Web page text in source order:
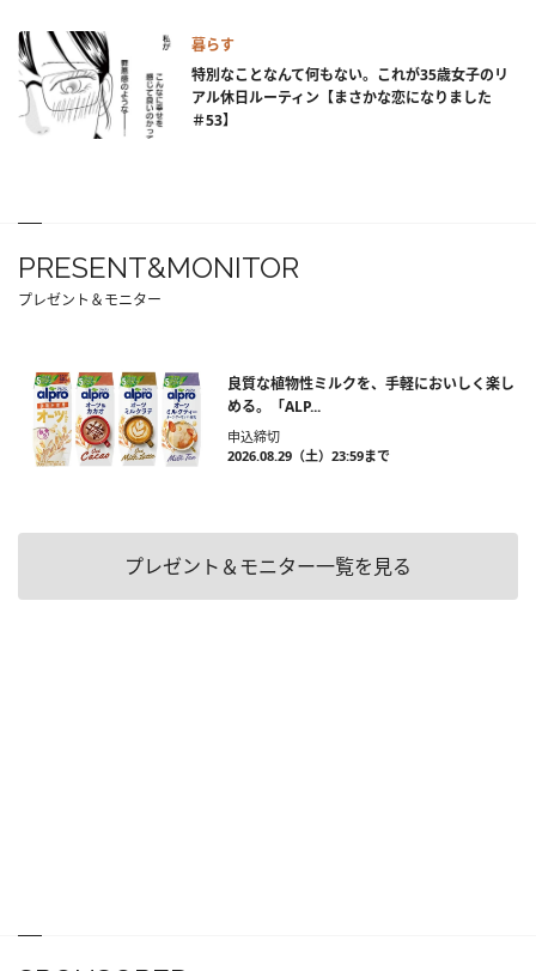
暮らす
特別なことなんて何もない。これが35歳女子のリ
アル休日ルーティン【まさかな恋になりました
＃53】
PRESENT&MONITOR
プレゼント＆モニター
良質な植物性ミルクを、手軽においしく楽し
める。「ALP...
申込締切
2026.08.29（土）23:59まで
プレゼント＆モニター一覧を見る